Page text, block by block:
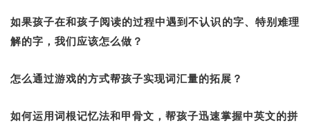
如果孩子在和孩子阅读的过程中遇到不认识的字、特别难理
解的字，我们应该怎么做？
怎么通过游戏的方式帮孩子实现词汇量的拓展？
如何运用词根记忆法和甲骨文，帮孩子迅速掌握中英文的拼